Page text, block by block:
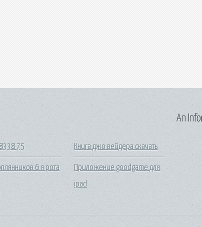
75
6 я рота
Книга джо вейдера скачать
Приложение goodgame для
ipad
An